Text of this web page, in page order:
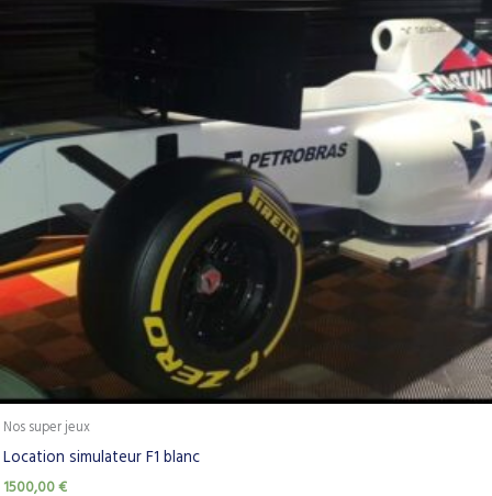
Nos super jeux
Location simulateur F1 blanc
1500,00€